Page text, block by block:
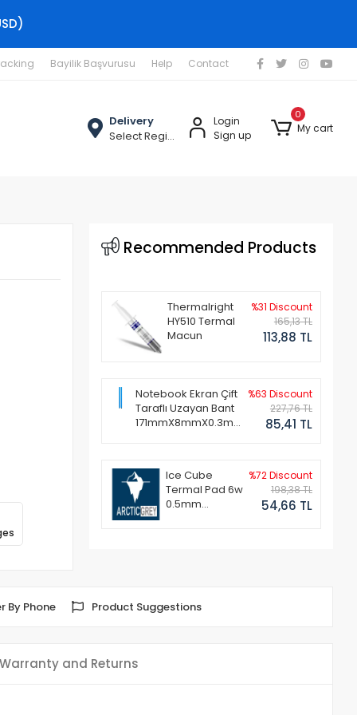
Bayilik Başvurusu Help Contact
Delivery
Select Region
Login
Sign up
0
My cart
Recommended Products
Thermalright
HY510 Termal
Macun
%31 Discount
165,13 TL
113,88 TL
Notebook Ekran Çift
Taraflı Uzayan Bant
171mmX8mmX0.3mm
%63 Discount
227,76 TL
85,41 TL
Ice Cube
Termal Pad 6w
0.5mm
%72 Discount
198,38 TL
54,66 TL
By Phone Product Suggestions
Warranty and Returns